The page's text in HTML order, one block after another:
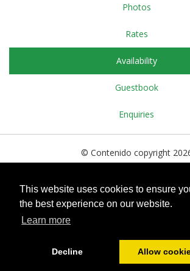
This website uses cookies to ensure
the best experience on our website.
Learn more
Decline Allow
Photos
Rates
Availability
Guestbook
Enquiries
© Contenido copyright
15bis, Grande Rue, Le Dorat, Haute
Impulsado por